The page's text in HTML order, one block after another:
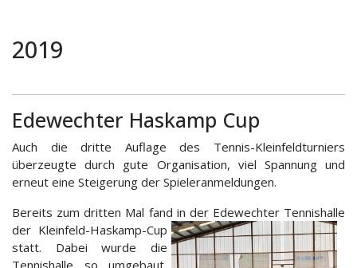
2019
Edewechter Haskamp Cup
Auch die dritte Auflage des Tennis-Kleinfeldturniers
überzeugte durch gute Organisation, viel Spannung und
erneut eine Steigerung der Spieleranmeldungen.
Bereits zum dritten Mal fand in der Edewechter Tennishalle
der Kleinfeld-Haskamp-Cup
statt. Dabei wurde die
Tennishalle so umgebaut,